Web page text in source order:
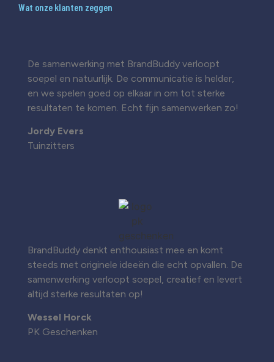
Wat onze klanten zeggen
De samenwerking met BrandBuddy verloopt
soepel en natuurlijk. De communicatie is helder,
en we spelen goed op elkaar in om tot sterke
resultaten te komen. Echt fijn samenwerken zo!
Jordy Evers
Tuinzitters
BrandBuddy denkt enthousiast mee en komt
steeds met originele ideeën die echt opvallen. De
samenwerking verloopt soepel, creatief en levert
altijd sterke resultaten op!
Wessel Horck
PK Geschenken